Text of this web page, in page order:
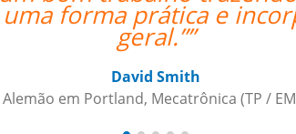
aprendizagem em